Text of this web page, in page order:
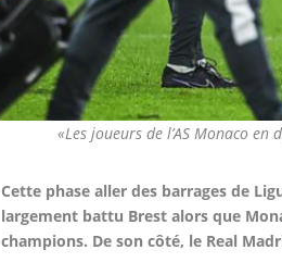
«Les joueurs de l’AS Monaco
Cette phase aller des barrages de
largement battu Brest alors que
champions. De son côté, le Real